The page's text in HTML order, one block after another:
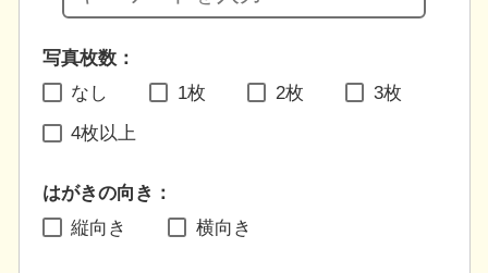
写真枚数：
なし
1枚 2枚 3枚
4枚以上
はがきの向き：
縦向き
横向き